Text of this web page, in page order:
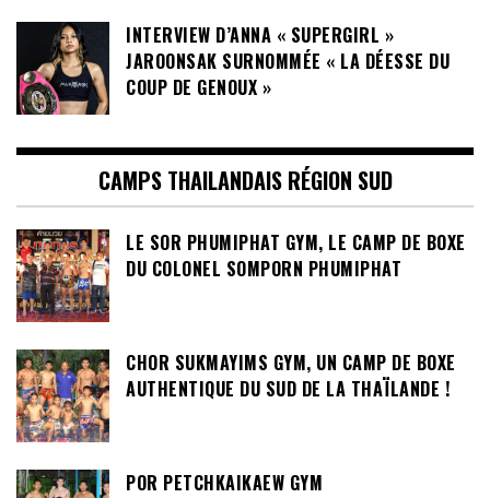
INTERVIEW D’ANNA « SUPERGIRL »
JAROONSAK SURNOMMÉE « LA DÉESSE DU
COUP DE GENOUX »
CAMPS THAILANDAIS RÉGION SUD
LE SOR PHUMIPHAT GYM, LE CAMP DE BOXE
DU COLONEL SOMPORN PHUMIPHAT
CHOR SUKMAYIMS GYM, UN CAMP DE BOXE
AUTHENTIQUE DU SUD DE LA THAÏLANDE !
POR PETCHKAIKAEW GYM